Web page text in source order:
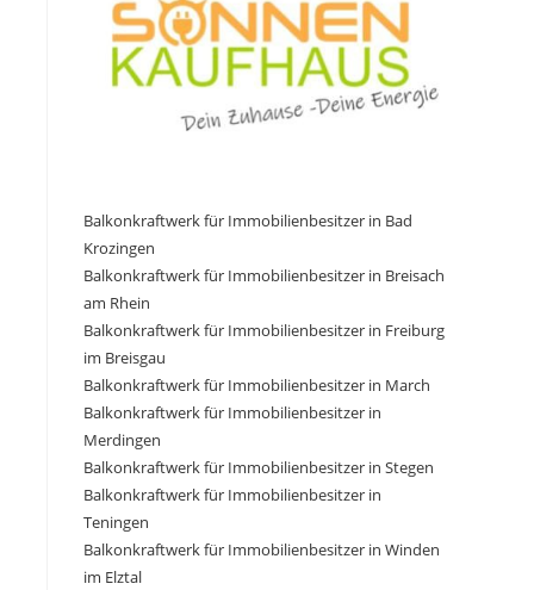
Balkonkraftwerk für Immobilienbesitzer in Bad
Krozingen
Balkonkraftwerk für Immobilienbesitzer in Breisach
am Rhein
Balkonkraftwerk für Immobilienbesitzer in Freiburg
im Breisgau
Balkonkraftwerk für Immobilienbesitzer in March
Balkonkraftwerk für Immobilienbesitzer in
Merdingen
Balkonkraftwerk für Immobilienbesitzer in Stegen
Balkonkraftwerk für Immobilienbesitzer in
Teningen
Balkonkraftwerk für Immobilienbesitzer in Winden
im Elztal